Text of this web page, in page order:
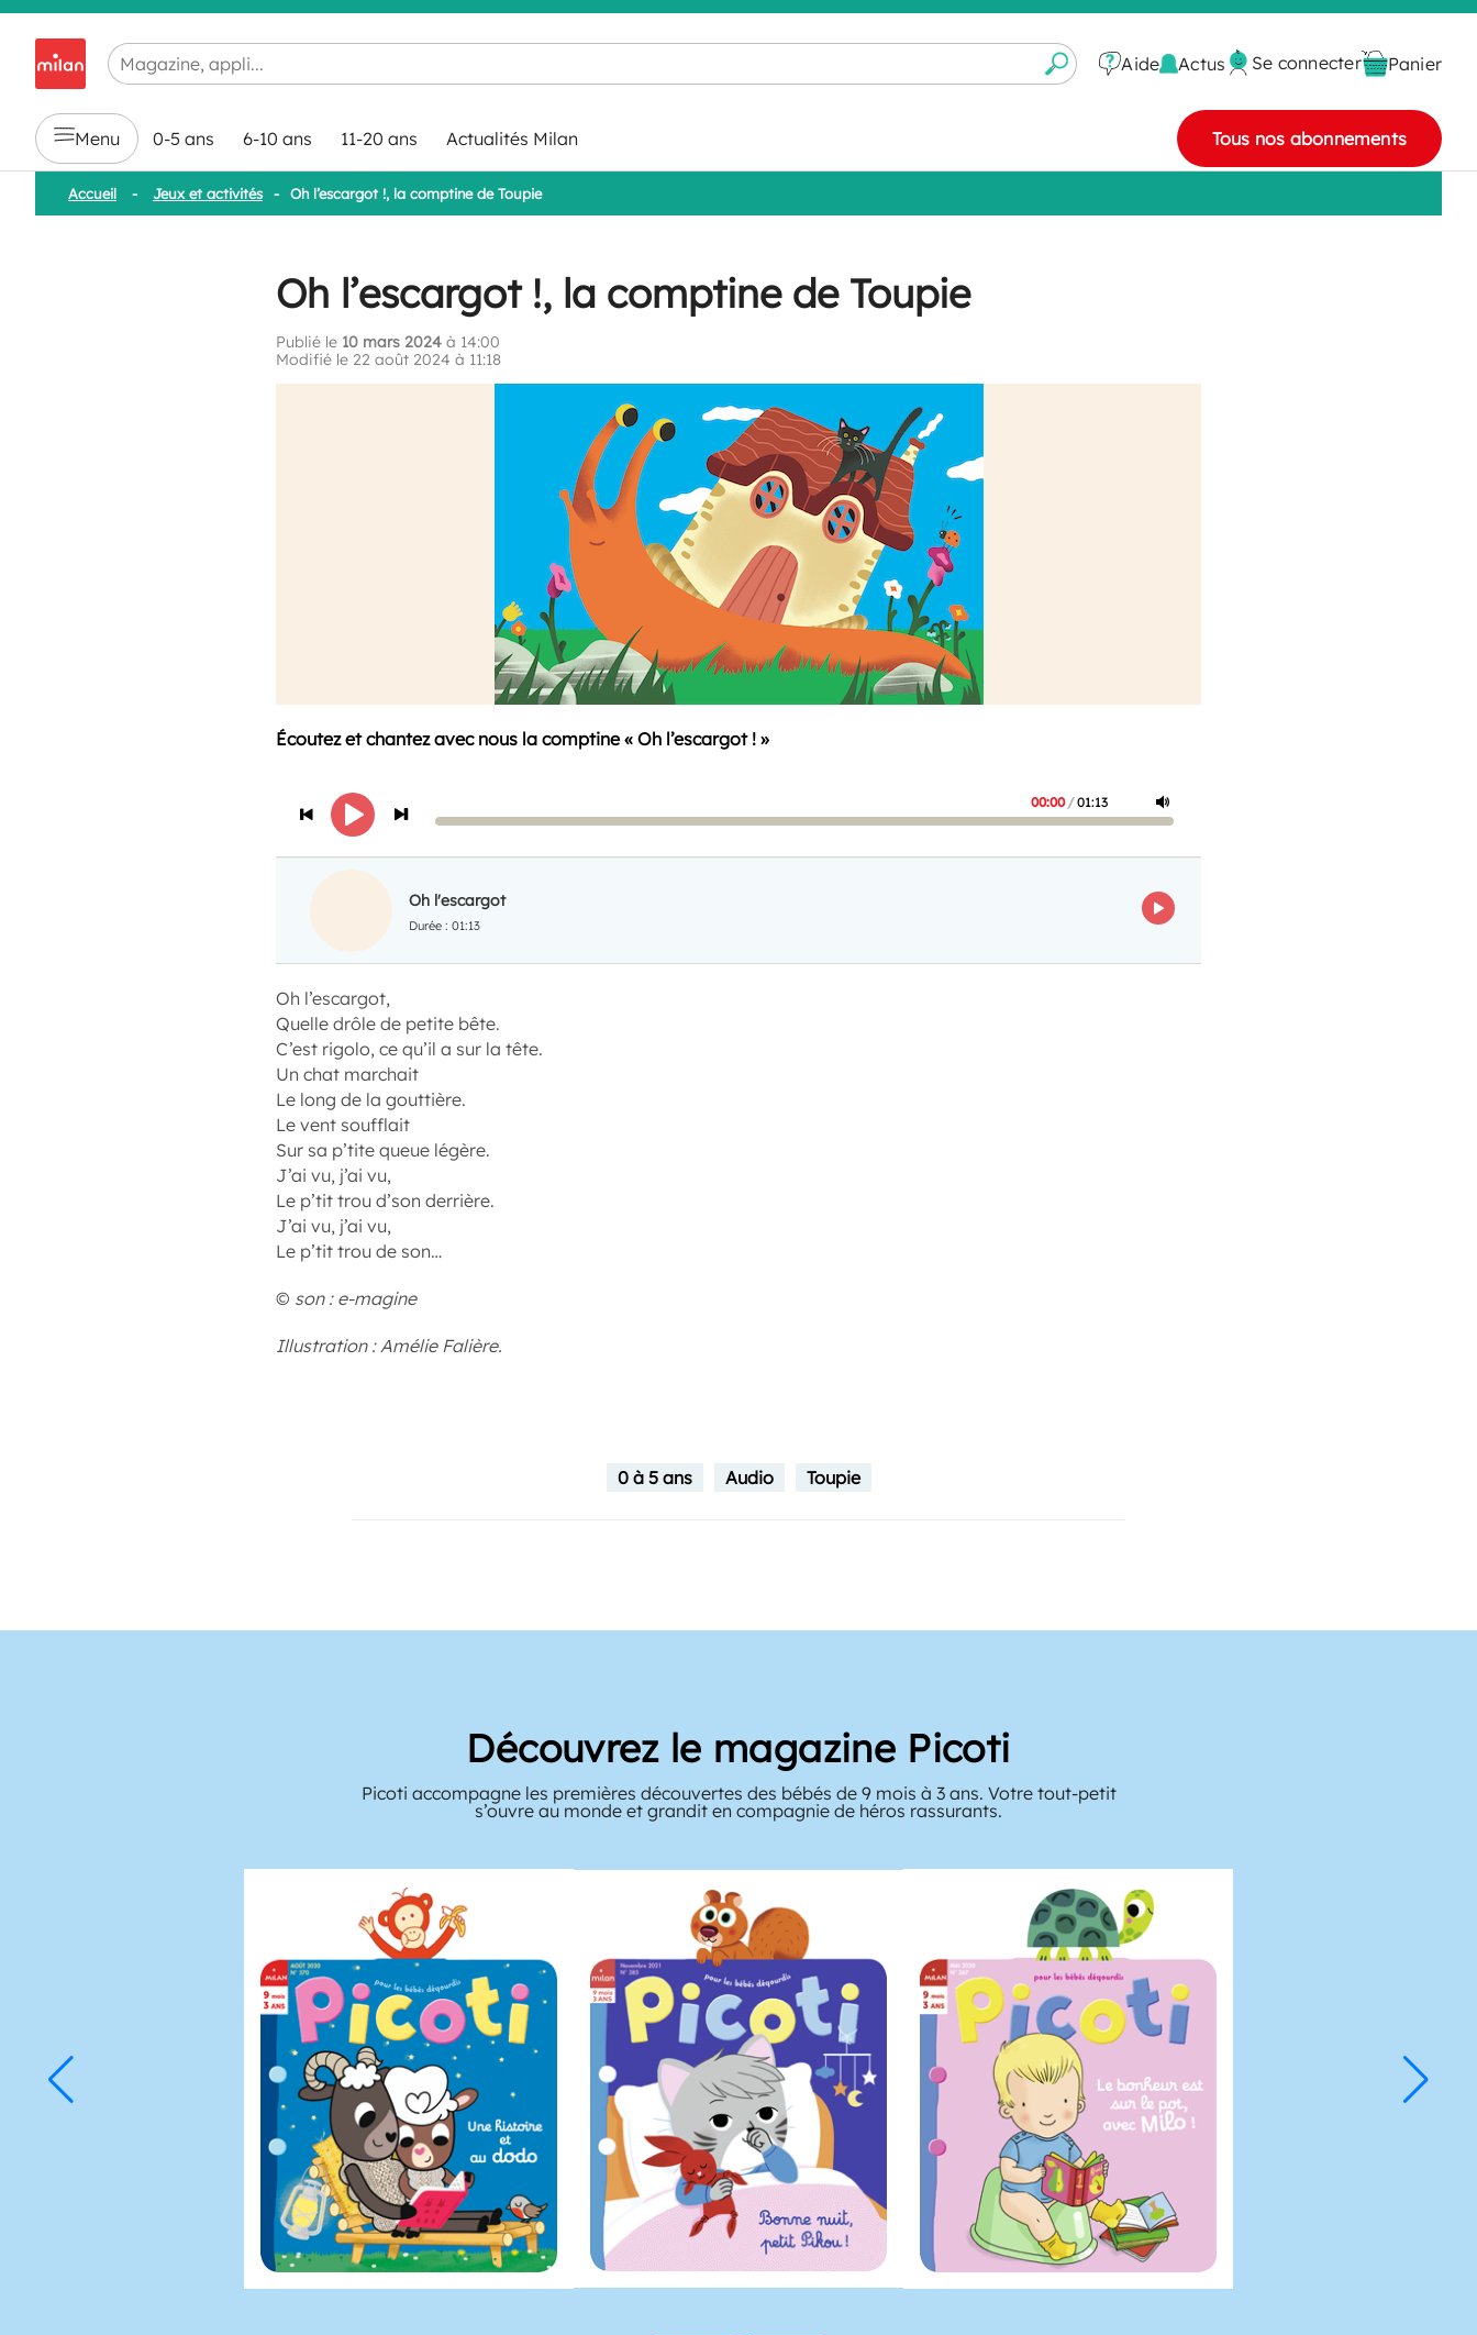
Chargement en cours...
Aide Actus Se connecter Panier
Menu 0-5 ans 6-10 ans 11-20 ans Actualités Milan Tous nos abonnements
Accueil - Jeux et activités - Oh l’escargot !, la comptine de Toupie
Oh l’escargot !, la comptine de Toupie
Publié le 10 mars 2024 à 14:00
Modifié le 22 août 2024 à 11:18
Écoutez et chantez avec nous la comptine« Oh l’escargot ! »
00:00 /01:13
Oh l'escargot
01:13
ECOUTER
Oh l’escargot,
Quelle drôle de petite bête.
C’est rigolo, ce qu’il a sur la tête.
Un chat marchait
Le long de la gouttière.
Le vent soufflait
Sur sa p’tite queue légère.
J’ai vu, j’ai vu,
Le p’tit trou d’son derrière.
J’ai vu, j’ai vu,
Le p’tit trou de son…
© son : e-magine
Illustration : Amélie Falière.
0 à 5 ans Audio Toupie
Découvrez le magazine Picoti
Picoti accompagne les premières découvertes des bébés de 9 mois à 3 ans. Votre tout-petit
s’ouvre au monde et grandit en compagnie de héros rassurants.